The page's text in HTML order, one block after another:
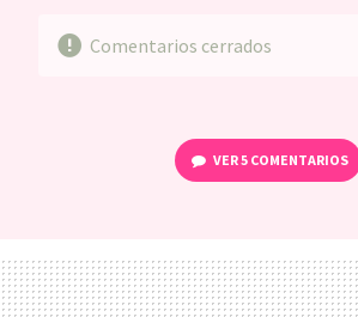
Comentarios cerrados
VER5 COMENTARIOS